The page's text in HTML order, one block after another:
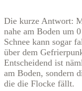
Die kurze Antwort:
nahe am Boden um
Schnee kann sogar
über dem
Entscheidend ist
am Boden, sondern
die die Flocke fällt.